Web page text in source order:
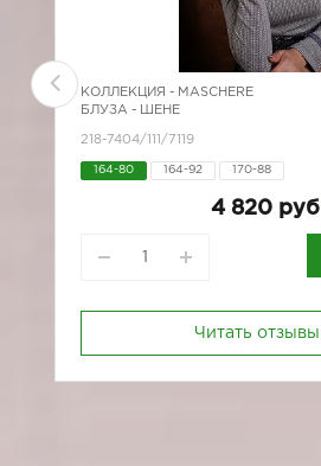
КОЛЛЕКЦИЯ - MASCHERE
БЛУЗА - ШЕНЕ
218-7404/111/7119
164-80 164-92 170-88
4 820 руб
Читать отзывы